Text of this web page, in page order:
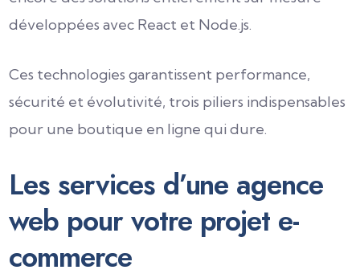
développées avec React et Node.js.
Ces technologies garantissent performance,
sécurité et évolutivité, trois piliers indispensables
pour une boutique en ligne qui dure.
Les services d’une agence
web pour votre projet e-
commerce